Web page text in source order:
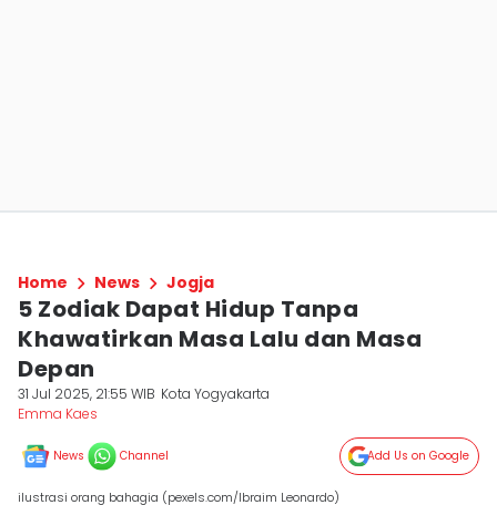
Home News Jogja
5 Zodiak Dapat Hidup Tanpa
Khawatirkan Masa Lalu dan Masa
Depan
31 Jul 2025, 21:55 WIB Kota Yogyakarta
Emma Kaes
News Channel Add Us on Google
ilustrasi orang bahagia (pexels.com/Ibraim Leonardo)